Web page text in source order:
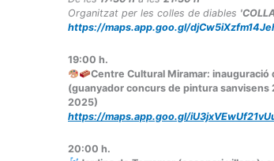
Organitzat per les colles de diables
https://maps.app.goo.gl/
19:00 h.
Centre Cultural Miramar: inauguració
(guanyador concurs de pintura
2025)
https://maps.app.goo.gl/
20:00 h.